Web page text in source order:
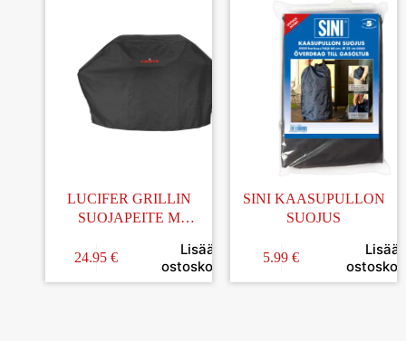
LUCIFER GRILLIN
SUOJAPEITE M
24.95 €
Lisää
ostoskoriin
SINI KAASUPULLON
SUOJUS
5.99 €
Lisää